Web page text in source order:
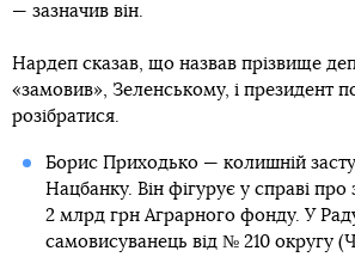
— зазначив він.
Нардеп сказав, що назвав прізвище
«замовив», Зеленському, і президент
розібратися.
Борис Приходько — колишній
Нацбанку. Він фігурує у справі про
2 млрд грн Аграрного фонду. У
самовисуванець від № 210 округу